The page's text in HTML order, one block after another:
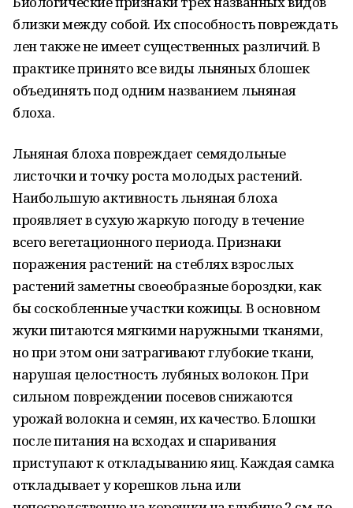
близки между собой. Их способность повреждать
лен также не имеет существенных различий. В
практике принято все виды льняных блошек
объединять под одним названием льняная
блоха.
Льняная блоха повреждает семядольные
листочки и точку роста молодых растений.
Наибольшую активность льняная блоха
проявляет в сухую жаркую погоду в течение
всего вегетационного периода. Признаки
поражения растений: на стеблях взрослых
растений заметны своеобразные бороздки, как
бы соскобленные участки кожицы. В основном
жуки питаются мягкими наружными тканями,
но при этом они затрагивают глубокие ткани,
нарушая целостность лубяных волокон. При
сильном повреждении посевов снижаются
урожай волокна и семян, их качество. Блошки
после питания на всходах и спаривания
приступают к откладыванию яиц. Каждая самка
откладывает у корешков льна или